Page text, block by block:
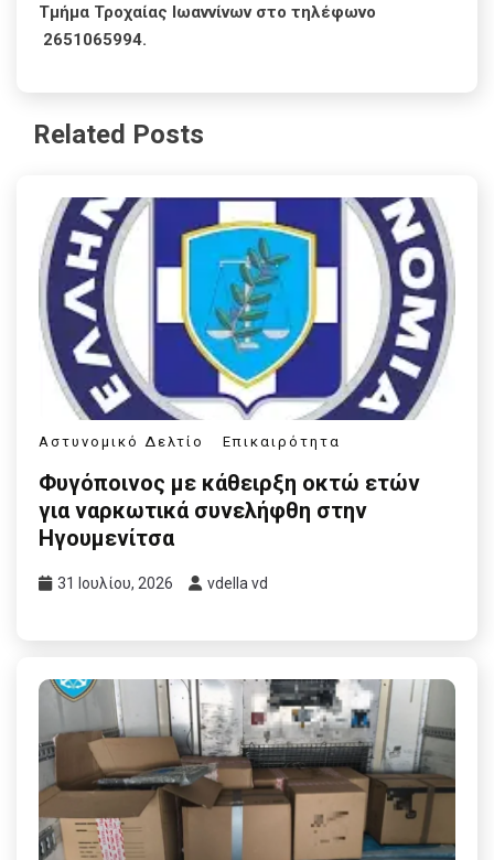
Τμήμα Τροχαίας Ιωαννίνων στo τηλέφωνo
2651065994.
Related Posts
Αστυνομικό Δελτίο Επικαιρότητα
Φυγόποινος με κάθειρξη οκτώ ετών
για ναρκωτικά συνελήφθη στην
Ηγουμενίτσα
31 Ιουλίου, 2026 vdella vd